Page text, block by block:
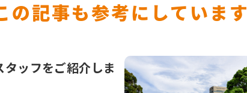
の記事も参考にしています
タッフをご紹介しま